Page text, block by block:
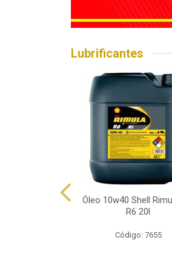
Lubrificantes
Óleo 10w40 Shell
R6 20l
Código: 7655